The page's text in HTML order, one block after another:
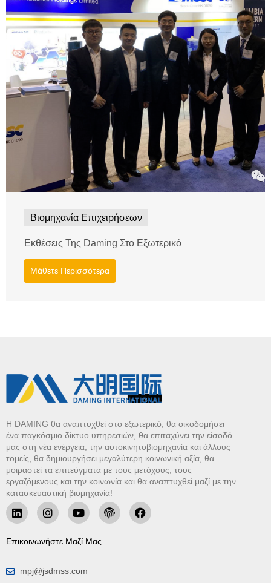
Βιομηχανία Επιχειρήσεων
Εκθέσεις Της Daming Στο Εξωτερικό
Μάθετε Περισσότερα
Η DAMING θα αναπτυχθεί στο εξωτερικό, θα οικοδομήσει
ένα παγκόσμιο δίκτυο υπηρεσιών, θα επιταχύνει την είσοδό
μας στη νέα ενέργεια, την αυτοκινητοβιομηχανία και άλλους
τομείς, θα δημιουργήσει μεγαλύτερη κοινωνική αξία, θα
μοιραστεί τα επιτεύγματα με τους μετόχους, τους
εργαζόμενους και την κοινωνία και θα αναπτυχθεί μαζί με την
κατασκευαστική βιομηχανία!
Επικοινωνήστε Μαζί Μας
mpj@jsdmss.com